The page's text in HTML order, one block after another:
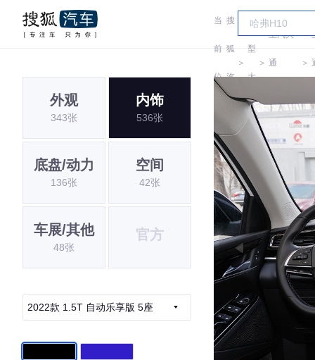
当
前
位
搜
狐
汽
＞
车
型
大
全
＞
上汽大
通 ＞
外观
343张
内饰
536张
底盘/动力
136张
空间
42张
车展/其他
48张
官方
2022款 1.5T 自动乐享版 5座